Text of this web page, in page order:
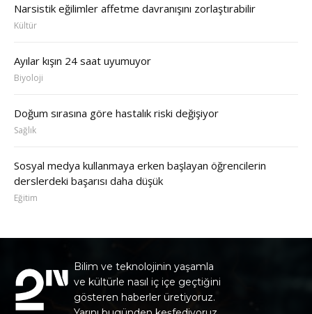
Narsistik eğilimler affetme davranışını zorlaştırabilir
Kültür
Ayılar kışın 24 saat uyumuyor
Biyoloji
Doğum sırasına göre hastalık riski değişiyor
Sağlık
Sosyal medya kullanmaya erken başlayan öğrencilerin
derslerdeki başarısı daha düşük
Eğitim
Bilim ve teknolojinin yaşamla
ve kültürle nasıl iç içe geçtiğini
gösteren haberler üretiyoruz.